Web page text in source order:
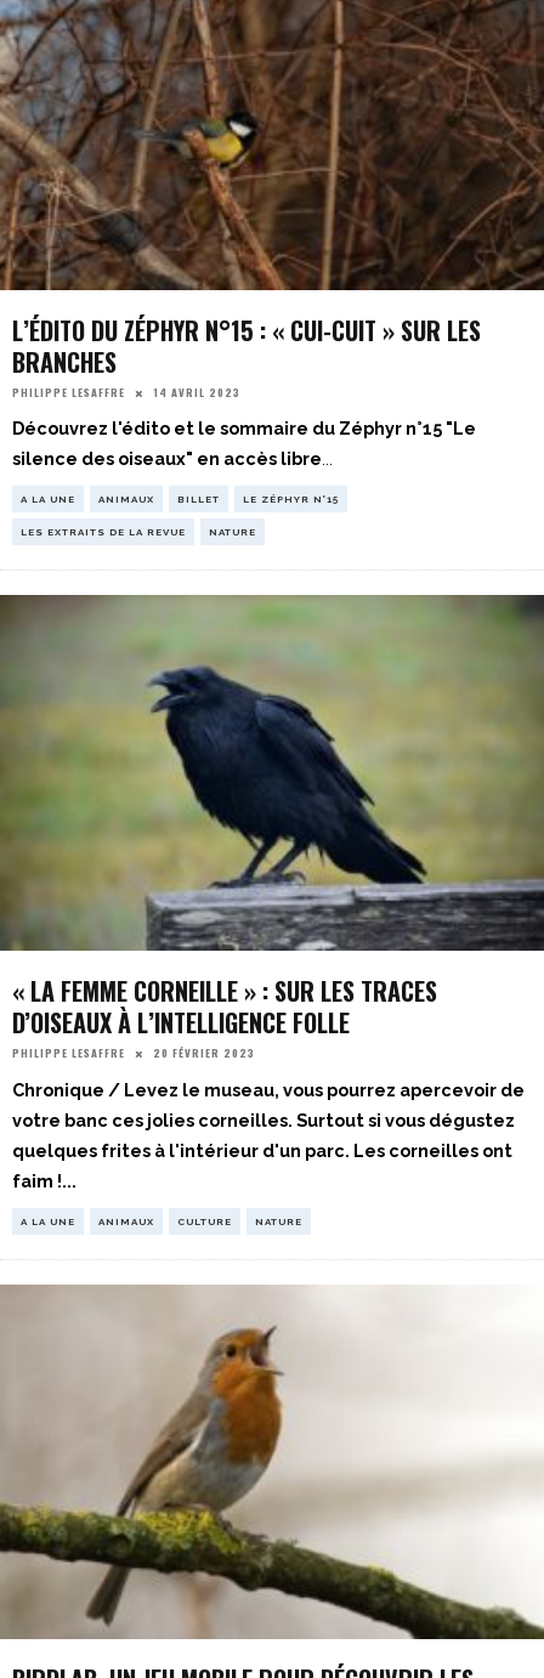
L’ÉDITO DU ZÉPHYR N°15 : « CUI-CUIT » SUR LES
BRANCHES
PHILIPPE LESAFFRE 14 AVRIL 2023
Découvrez l'édito et le sommaire du Zéphyr n°15 "Le
silence des oiseaux" en accès libre
A LA UNE ANIMAUX BILLET LE ZÉPHYR N°15
LES EXTRAITS DE LA REVUE NATURE
« LA FEMME CORNEILLE » : SUR LES TRACES
D’OISEAUX À L’INTELLIGENCE FOLLE
PHILIPPE LESAFFRE 20 FÉVRIER 2023
Chronique / Levez le museau, vous pourrez apercevoir de
votre banc ces jolies corneilles. Surtout si vous dégustez
quelques frites à l'intérieur d'un parc. Les corneilles ont
faim !...
A LA UNE ANIMAUX CULTURE NATURE